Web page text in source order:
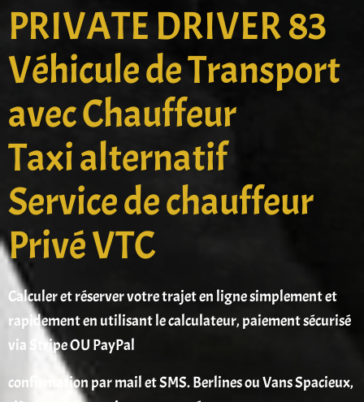
PRIVATE DRIVER 83
Véhicule de Transport
avec Chauffeur
Taxi alternatif
Service de chauffeur
Privé VTC
Calculer et réserver votre trajet en ligne simplement et
rapidement en utilisant le calculateur, paiement sécurisé
via Stripe OU PayPal
confirmation par mail et SMS. Berlines ou Vans Spacieux,